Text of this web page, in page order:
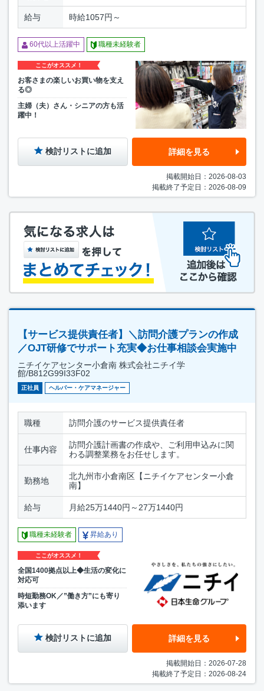
給与 時給1057円～
60代以上活躍中 職種未経験者
ここがオススメ！
お客さまの楽しいお買い物を支え
る◎
主婦（夫）さん・シニアの方も活
躍中！
検討リストに追加 詳細を見る
掲載開始日：2026-08-03
掲載終了予定日：2026-08-09
【サービス提供責任者】＼訪問介護プランの作成
／OJT研修でサポート充実◆お仕事相談会実施中
ニチイケアセンター小倉南 株式会社ニチイ学
館/B812G99I33F02
正社員 ヘルパー・ケアマネージャー
職種 訪問介護のサービス提供責任者
仕事内容
訪問介護計画書の作成や、ご利用申込みに関
わる調整業務をお任せします。
勤務地
北九州市小倉南区【ニチイケアセンター小倉
南】
給与 月給25万1440円～27万1440円
職種未経験者 昇給あり
ここがオススメ！
全国1400拠点以上◆生活の変化に
対応可
時短勤務OK／”働き方”にも寄り
添います
検討リストに追加 詳細を見る
掲載開始日：2026-07-28
掲載終了予定日：2026-08-24